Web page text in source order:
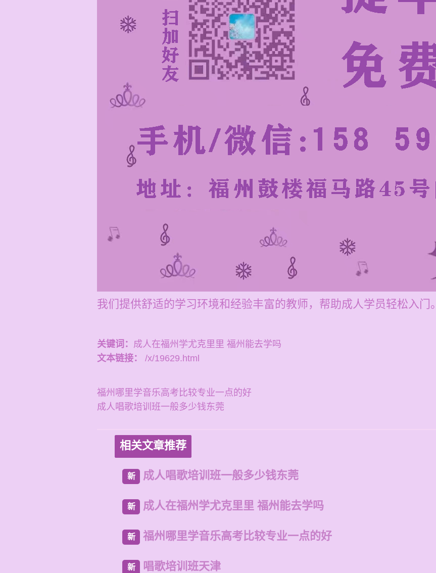
我们提供舒适的学习环境和经验丰富的教师，帮助成人学员轻松入门。
关键词： 成人在福州学尤克里里 福州能去学吗
文本链接：
/x/19629.html
福州哪里学音乐高考比较专业一点的好
成人唱歌培训班一般多少钱东莞
相关文章推荐
新 成人唱歌培训班一般多少钱东莞
新 成人在福州学尤克里里 福州能去学吗
新 福州哪里学音乐高考比较专业一点的好
新 唱歌培训班天津